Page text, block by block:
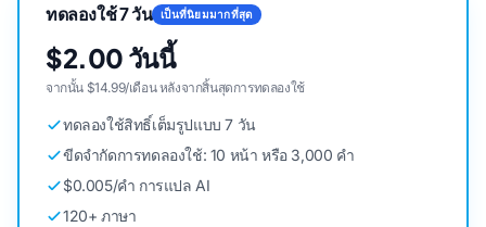
ทดลองใช้ 7 วัน เป็นที่นิยมมากที่สุด
$2.00 วันนี้
จากนั้น $14.99/เดือน หลังจากสิ้นสุดการทดลองใช้
ทดลองใช้สิทธิ์เต็มรูปแบบ 7 วัน
ขีดจํากัดการทดลองใช้: 10 หน้า หรือ 3,000 คํา
$0.005/คํา การแปล AI
120+ ภาษา